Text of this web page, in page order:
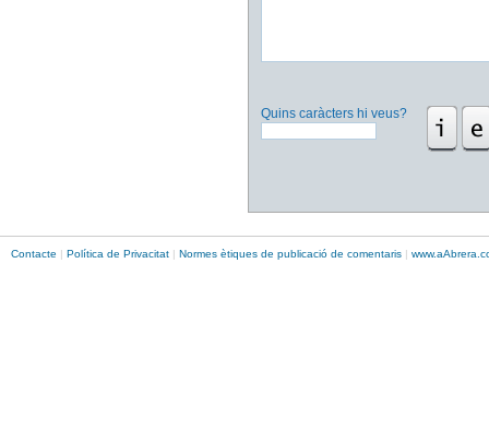
Quins caràcters hi veus?
Contacte | Política de Privacitat | Normes ètiques de publicació de comentaris | www.aAbrera